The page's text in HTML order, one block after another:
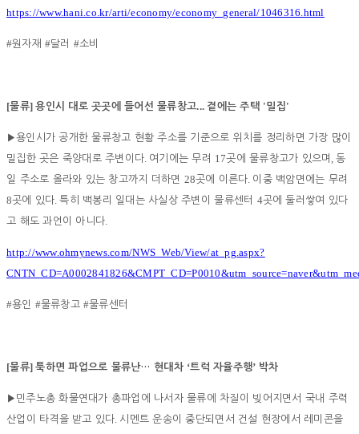
https://www.hani.co.kr/arti/economy/economy_general/1046316.html
#원자재#달러 #소비
[물류]용인시 대로 곳곳에 들어선 물류창고... 곁에는 주택 '밀집'
▶용인시가 공개한 물류창고 현황 주소를 기준으로 위치를 정리하면 가장 많이
밀집한 곳은 죽양대로 주변이다. 여기에는 무려 17곳에 물류창고가 있으며 ,동
일 주소로 올라와 있는 창고까지 더하면 28곳에 이른다. 이중 백암면에는 무려
8곳에 있다.특히 백봉리 일대는 사실상 주변이 물류센터 4곳에 둘러쌓여 있다
고 해도 과언이 아니다.
http://www.ohmynews.com/NWS_Web/View/at_pg.aspx?
#용인 #물류창고#물류센터
[물류]툭하면 파업으로 물류난… 현대차 ‘트럭 자율주행’ 박차
▶ 민주노총 화물연대가 총파업에 나서자 물류에 차질이 빚어지면서 국내 주력
산업이 타격을 받고 있다. 시멘트 운송이 중단되면서 건설 현장에서 레미콘을